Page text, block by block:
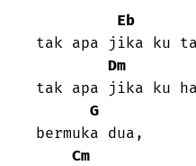
Eb
tak apa jika ku
Dm
tak apa jika ku
G
bermuka dua,
Cm